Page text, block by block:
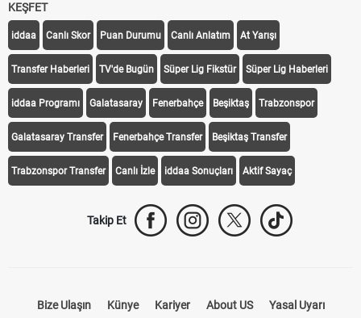
KEŞFET
iddaa Canlı Skor Puan Durumu Canlı Anlatım At Yarışı
Transfer Haberleri TV'de Bugün Süper Lig Fikstür Süper Lig Haberleri
iddaa Programı Galatasaray Fenerbahçe Beşiktaş Trabzonspor
Galatasaray Transfer Fenerbahçe Transfer Beşiktaş Transfer
Trabzonspor Transfer Canlı İzle iddaa Sonuçları Aktif Sayaç
Takip Et
Bize Ulaşın Künye Kariyer About US Yasal Uyarı